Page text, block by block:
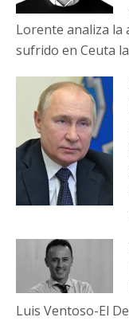
Lorente analiza la
sufrido en Ceuta
Luis Ventoso-El